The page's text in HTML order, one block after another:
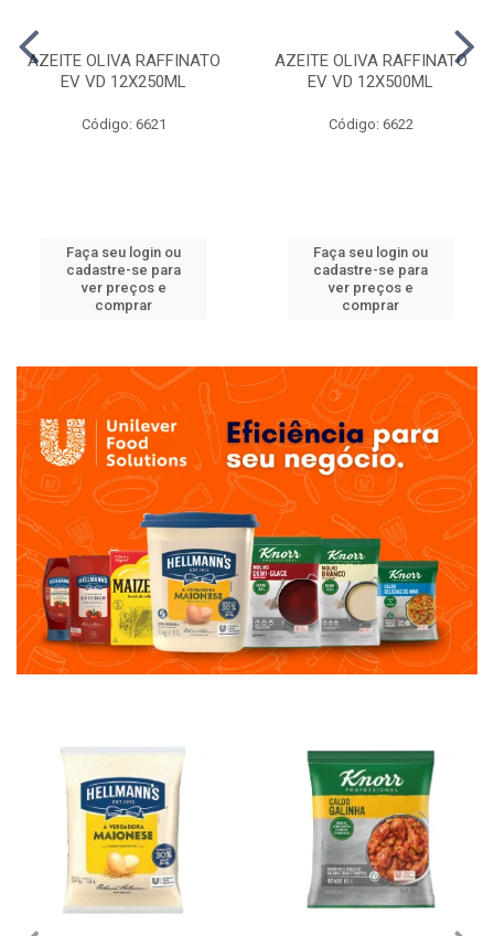
AZEITE OLIVA RAFFINATO
EV VD 12X250ML
Código: 6621
Faça seu login ou
cadastre-se para
ver preços e
comprar
AZEITE OLIVA RAFFINATO
EV VD 12X500ML
Código: 6622
Faça seu login ou
cadastre-se para
ver preços e
comprar